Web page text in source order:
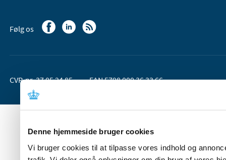
Denne hjemmeside bruger cookies
Vi bruger cookies til at tilpasse vores indhold og
Følg os
CVR-nr. 37 05 24 85 EAN 5798 000 36 33 66